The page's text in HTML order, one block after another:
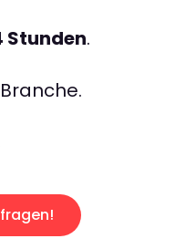
Stunden.